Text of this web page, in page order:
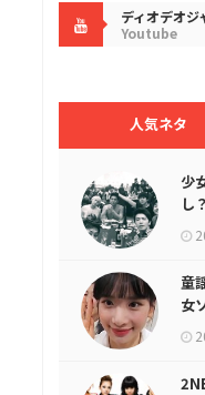
ディオデオジ
Youtube
人気ネタ
少
し
像
童
女